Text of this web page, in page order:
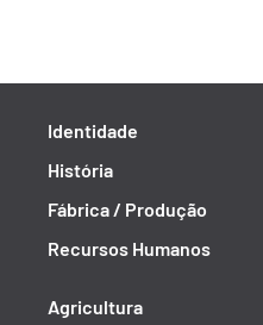
Identidade
História
Fábrica / Produção
Recursos Humanos
Agricultura